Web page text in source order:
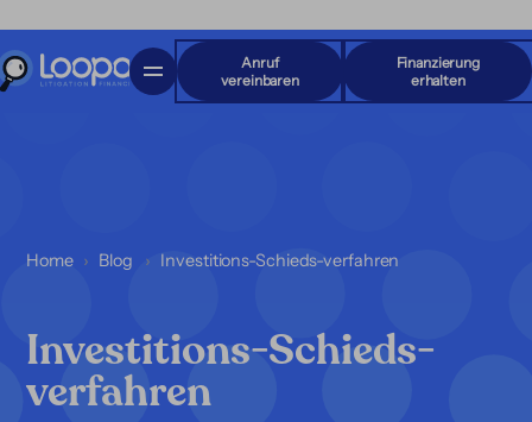
Anruf
vereinbaren
Finanzierung
erhalten
Home Blog Investitions-Schieds-verfahren
Investitions-Schieds-
verfahren